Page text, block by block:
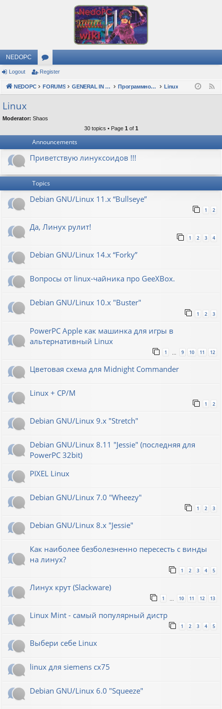
NEDOPC
or
u
s
Logout Register
NEDOPC FORUMS GENERAL IN RUSSIAN Программное обеспечение Linux
Linux
Moderator: Shaos
30 topics • Page 1 of 1
Announcements
Приветствую линуксоидов !!!
Topics
Debian GNU/Linux 11.x “Bullseye”
1 2
Да, Линух рулит!
1 2 3 4
Debian GNU/Linux 14.x “Forky”
Вопросы от linux-чайника про GeeXBox.
Debian GNU/Linux 10.x "Buster"
1 2 3
PowerPC Apple как машинка для игры в
альтернативный Linux
1 9 10 11 12
Цветовая схема для Midnight Commander
Linux + CP/M
1 2
Debian GNU/Linux 9.x "Stretch"
Debian GNU/Linux 8.11 "Jessie" (последняя для
PowerPC 32bit)
PIXEL Linux
Debian GNU/Linux 7.0 "Wheezy"
1 2 3
Debian GNU/Linux 8.x "Jessie"
Как наиболее безболезненно пересесть с винды
на линух?
1 2 3 4 5
Линух крут (Slackware)
1 … 10 11 12 13
Linux Mint - самый популярный дистр
1 2 3 4 5
Выбери себе Linux
linux для siemens cx75
Debian GNU/Linux 6.0 "Squeeze"